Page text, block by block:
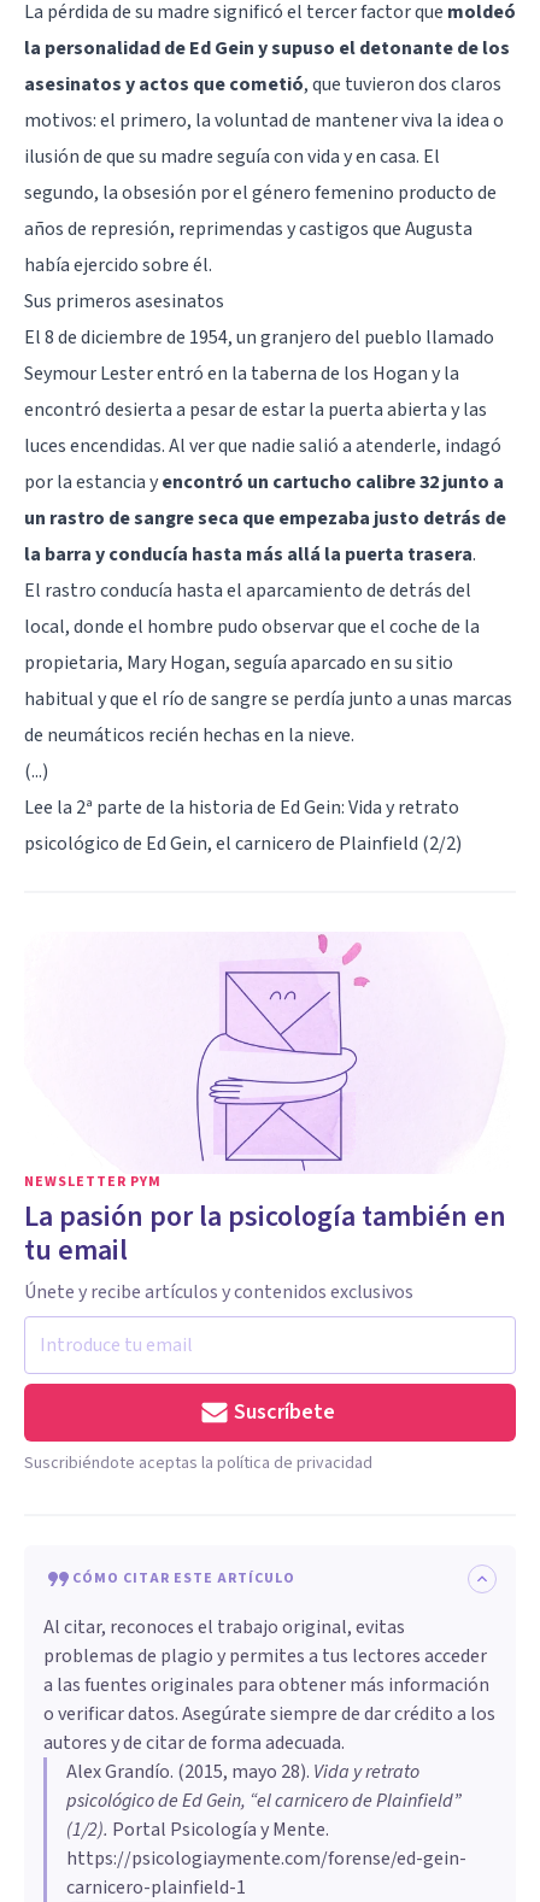
La pérdida de su madre significó el tercer factor que moldeó
la personalidad de Ed Gein y supuso el detonante de los
asesinatos y actos que cometió, que tuvieron dos claros
motivos: el primero, la voluntad de mantener viva la idea o
ilusión de que su madre seguía con vida y en casa. El
segundo, la obsesión por el género femenino producto de
años de represión, reprimendas y castigos que Augusta
había ejercido sobre él.
Sus primeros asesinatos
El 8 de diciembre de 1954, un granjero del pueblo llamado
Seymour Lester entró en la taberna de los Hogan y la
encontró desierta a pesar de estar la puerta abierta y las
luces encendidas. Al ver que nadie salió a atenderle, indagó
por la estancia yencontró un cartucho calibre 32 junto a
un rastro de sangre seca que empezaba justo detrás de
la barra y conducía hasta más allá la puerta trasera.
El rastro conducía hasta el aparcamiento de detrás del
local, donde el hombre pudo observar que el coche de la
propietaria, Mary Hogan, seguía aparcado en su sitio
habitual y que el río de sangre se perdía junto a unas marcas
de neumáticos recién hechas en la nieve.
(...)
Lee la 2ª parte de la historia de Ed Gein:Vida y retrato
psicológico de Ed Gein, el carnicero de Plainfield (2/2)
NEWSLETTER PYM
La pasión por la psicología también en
tu email
Únete y recibe artículos y contenidos exclusivos
Suscríbete
Suscribiéndote aceptas la política de privacidad
CÓMO CITAR ESTE ARTÍCULO
Al citar, reconoces el trabajo original, evitas
problemas de plagio y permites a tus lectores acceder
a las fuentes originales para obtener más información
o verificar datos. Asegúrate siempre de dar crédito a los
autores y de citar de forma adecuada.
Alex Grandío. (2015, mayo 28). Vida y retrato
psicológico de Ed Gein, “el carnicero de Plainfield”
(1/2). Portal Psicología y Mente.
https://psicologiaymente.com/forense/ed-gein-
carnicero-plainfield-1